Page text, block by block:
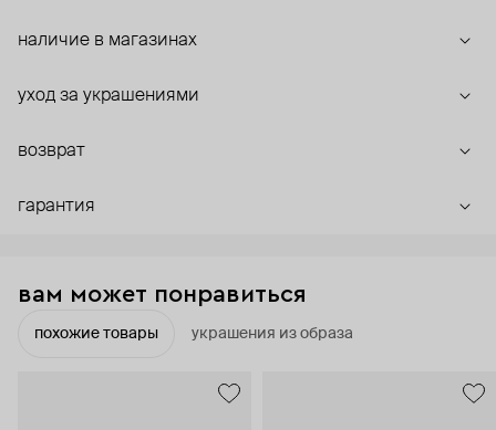
наличие в магазинах
уход за украшениями
возврат
гарантия
вам может понравиться
похожие товары украшения из образа